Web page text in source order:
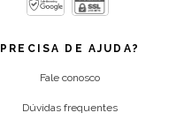
PRECISA DE AJUDA?
Fale conosco
Dúvidas frequentes